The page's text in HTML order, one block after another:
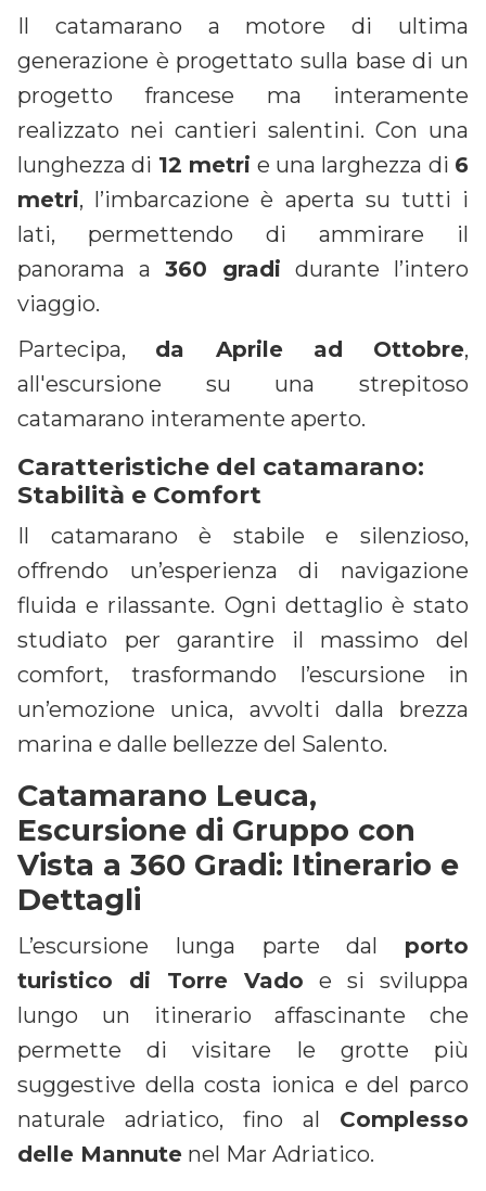
Il catamarano a motore di ultima
generazione è progettato sulla base di un
progetto francese ma interamente
realizzato nei cantieri salentini. Con una
lunghezza di 12 metri e una larghezza di 6
metri, l’imbarcazione è aperta su tutti i
lati, permettendo di ammirare il
panorama a 360 gradi durante l’intero
viaggio.
Partecipa, da Aprile ad Ottobre,
all'escursione su una strepitoso
catamarano interamente aperto.
Caratteristiche del catamarano:
Stabilità e Comfort
Il catamarano è stabile e silenzioso,
offrendo un’esperienza di navigazione
fluida e rilassante. Ogni dettaglio è stato
studiato per garantire il massimo del
comfort, trasformando l’escursione in
un’emozione unica, avvolti dalla brezza
marina e dalle bellezze del Salento.
Catamarano Leuca,
Escursione di Gruppo con
Vista a 360 Gradi: Itinerario e
Dettagli
L’escursione lunga parte dal porto
turistico di Torre Vado e si sviluppa
lungo un itinerario affascinante che
permette di visitare le grotte più
suggestive della costa ionica e del parco
naturale adriatico, fino al Complesso
delle Mannute nel Mar Adriatico.